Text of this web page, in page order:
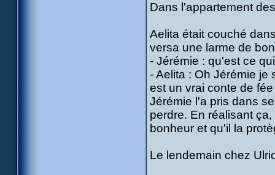
Dans l'appartement
Aelita était couché
versa une larme de
- Jérémie : qu'est ce
- Aelita : Oh Jérémie je
est un vrai conte de
Jérémie l'a pris dans
perdre. En réalisant
bonheur et qu'il la
Le lendemain chez